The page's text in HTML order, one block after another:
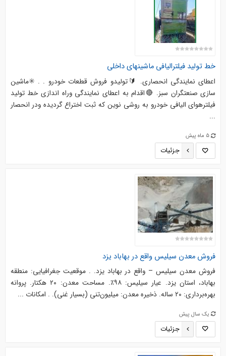
خط تولید فیلترالیافی ماشینهای داخلی
اعطای نمایندگی انحصاری. 🔰تولیدو فروش قطعات خودرو . . ✳️ماشین
سازی صنعتگران سبز. 🔴اقدام به اعطای نمایندگی وراه اندازی خط تولید
فیلترهوای الیافی خودرو به روشی نوین که ثبت اختراع گردیده ودر انحصار
...
5 ماه پیش
جزئیات
فروش معدن سیلیس واقع در بهاباد یزد
فروش معدن سیلیس – واقع در بهاباد یزد. . موقعیت جغرافیایی: منطقه
بهاباد، استان یزد. عیار سیلیس: ۹۸٪. مساحت معدن: ۲۰ هکتار. پروانه
بهره‌برداری: ۲۰ ساله. ذخیره معدن: میلیون‌تنی (بسیار غنی). . امکانات ...
یک سال پیش
جزئیات